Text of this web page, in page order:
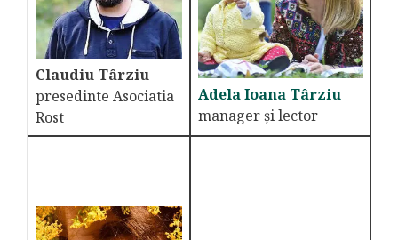
Claudiu Târziu
presedinte Asociatia
Rost
Adela Ioana Târziu
manager și lector